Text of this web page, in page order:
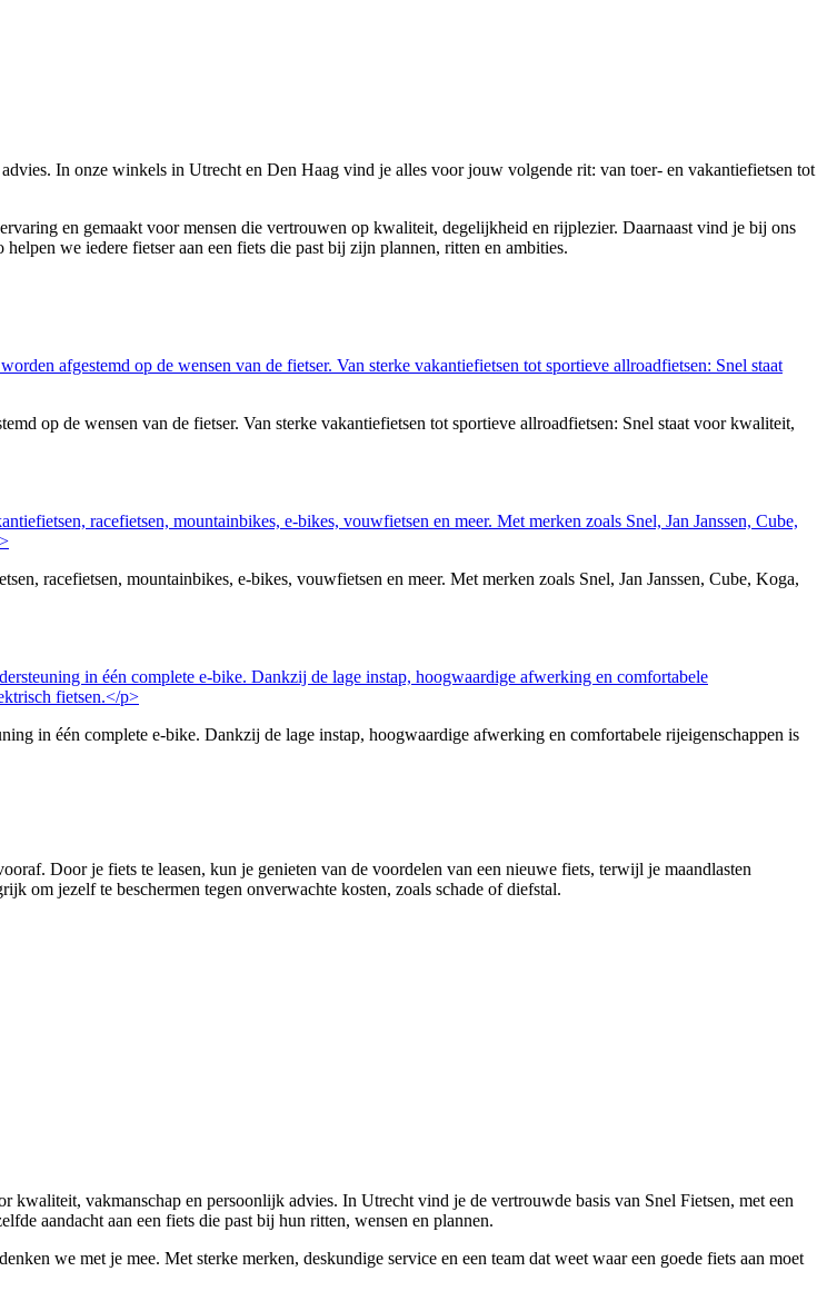
In onze winkels in Utrecht en Den Haag vind je alles voor jouw volgende rit: van toer- en vakantiefietsen tot
en gemaakt voor mensen die vertrouwen op kwaliteit, degelijkheid en rijplezier. Daarnaast vind je bij ons
helpen we iedere fietser aan een fiets die past bij zijn plannen, ritten en ambities.
op de wensen van de fietser. Van sterke vakantiefietsen tot sportieve allroadfietsen: Snel staat voor kwaliteit,
racefietsen, mountainbikes, e-bikes, vouwfietsen en meer. Met merken zoals Snel, Jan Janssen, Cube, Koga,
in één complete e-bike. Dankzij de lage instap, hoogwaardige afwerking en comfortabele rijeigenschappen is
Door je fiets te leasen, kun je genieten van de voordelen van een nieuwe fiets, terwijl je maandlasten
om jezelf te beschermen tegen onverwachte kosten, zoals schade of diefstal.
vakmanschap en persoonlijk advies. In Utrecht vind je de vertrouwde basis van Snel Fietsen, met een
aandacht aan een fiets die past bij hun ritten, wensen en plannen.
we met je mee. Met sterke merken, deskundige service en een team dat weet waar een goede fiets aan moet